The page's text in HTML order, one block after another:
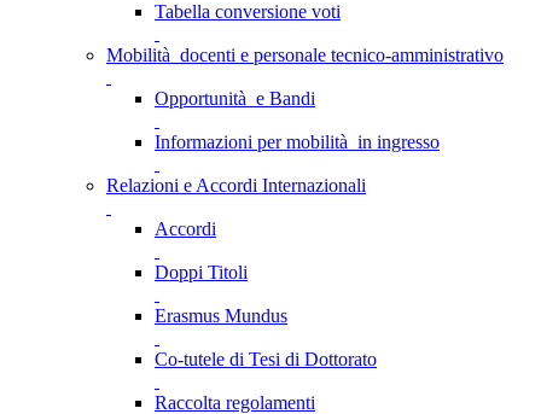
Tabella conversione voti
Mobilità docenti e personale tecnico-amministrativo
Opportunità e Bandi
Informazioni per mobilità in ingresso
Relazioni e Accordi Internazionali
Accordi
Doppi Titoli
Erasmus Mundus
Co-tutele di Tesi di Dottorato
Raccolta regolamenti